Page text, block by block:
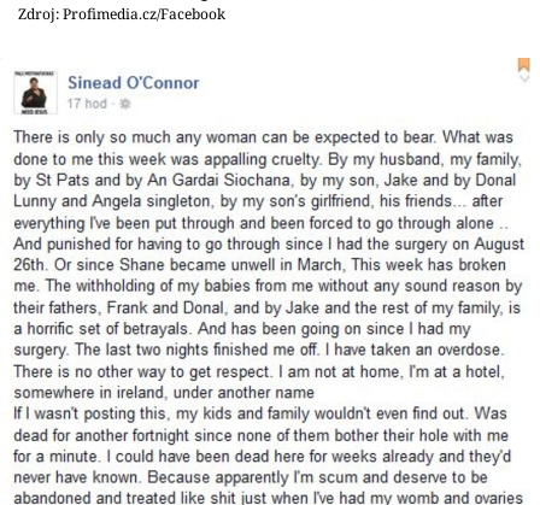
Videa
Sledujte prima+
Přihlášení
Sledujte nás
Zdroj: Profimedia.cz/Facebook